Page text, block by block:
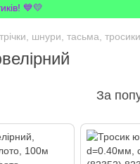
💙💛
шнури, тасьма,
За